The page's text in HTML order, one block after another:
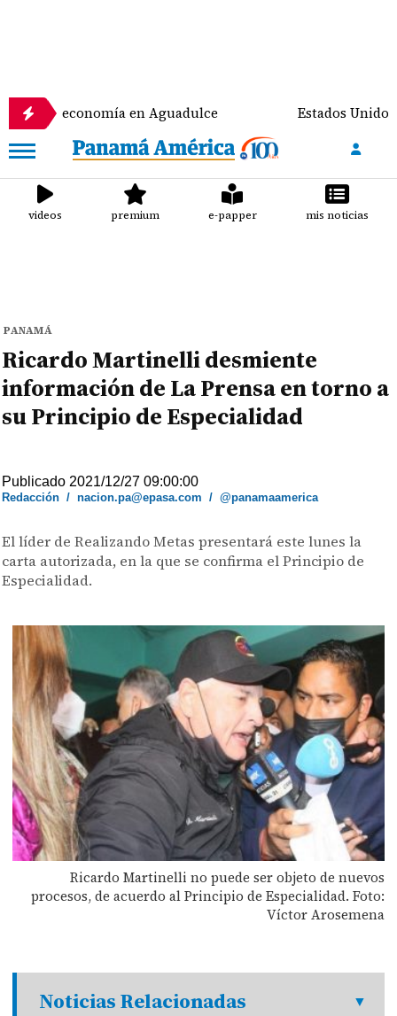
en Aguadulce Estados Unidos prevé
videos premium e-papper mis noticias
PANAMÁ
Ricardo Martinelli desmiente
información de La Prensa en torno a
su Principio de Especialidad
Publicado 2021/12/27 09:00:00
Redacción /nacion.pa@epasa.com /@panamaamerica
El líder de Realizando Metas presentará este lunes la
carta autorizada, en la que se confirma el Principio de
Especialidad.
Ricardo Martinelli no puede ser objeto de nuevos
procesos, de acuerdo al Principio de Especialidad. Foto:
Víctor Arosemena
Noticias Relacionadas